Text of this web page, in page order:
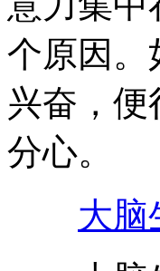
个原因。
兴奋，
分心。
大脑